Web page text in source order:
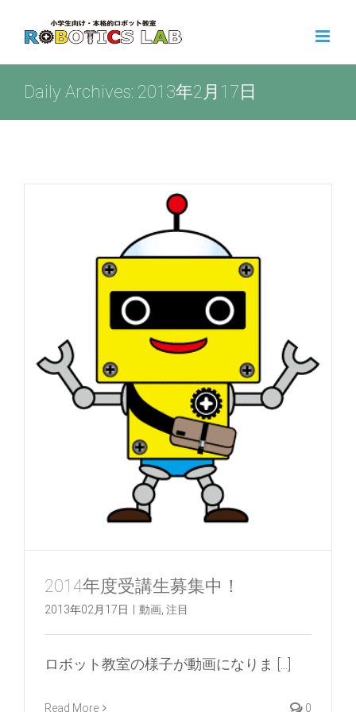
content
Daily Archives: 2013年2月17日
2014年度受講生募集中！
2013年02月17日 動画 注目
ロボット教室の様子が動画になりま [...]
Read More 0